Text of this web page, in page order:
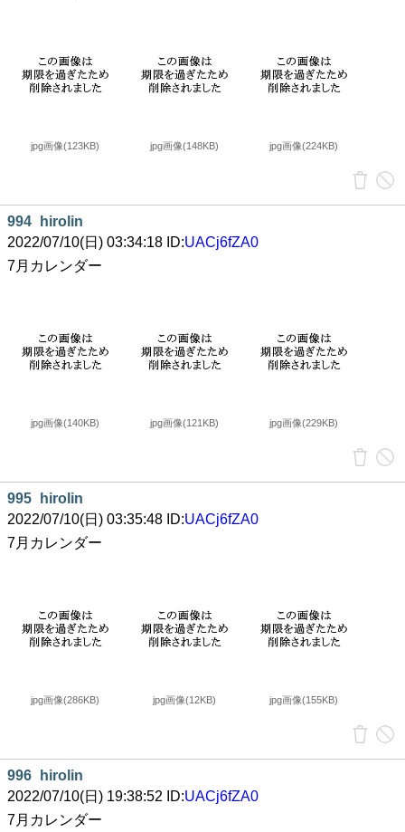
jpg画像(123KB) jpg画像(148KB) jpg画像(224KB)
994
hirolin
2022/07/10(日) 03:34:18 ID:UACj6fZA0
7月カレンダー
jpg画像(140KB) jpg画像(121KB) jpg画像(229KB)
995
hirolin
2022/07/10(日) 03:35:48 ID:UACj6fZA0
7月カレンダー
jpg画像(286KB) jpg画像(12KB) jpg画像(155KB)
996
hirolin
2022/07/10(日) 19:38:52 ID:UACj6fZA0
7月カレンダー